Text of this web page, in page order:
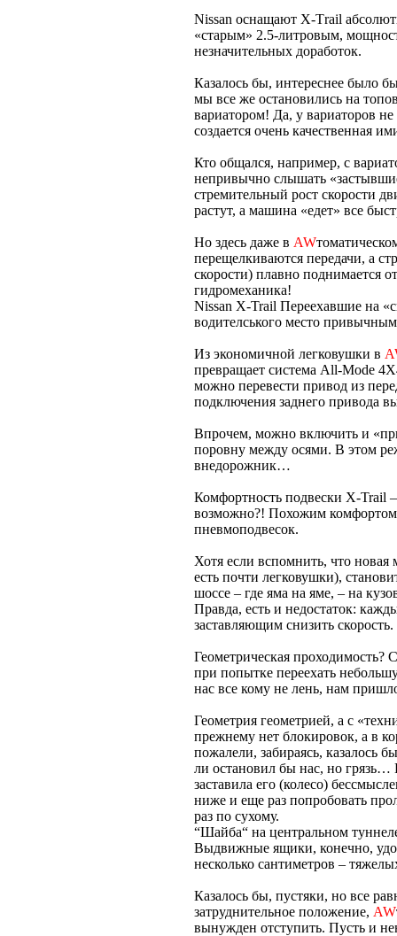
Nissan оснащают X-Тrail
«старым» 2.5-литровым,
незначительных доработок.
Казалось бы, интереснее было
мы все же остановились на
вариатором! Да, у вариаторов не
создается очень качественная
Кто общался, например, с
непривычно слышать
стремительный рост скорости
растут, а машина «едет» все
Но здесь даже в AW
перещелкиваются передачи, а
скорости) плавно поднимается
гидромеханика!
Nissan X-Trail Переехавшие на
водителського место привычным
Из экономичной легковушки в
превращает система All-Mode
можно перевести привод из
подключения заднего привода
Впрочем, можно включить и
поровну между осями. В этом
внедорожник…
Комфортность подвески X-Trail
возможно?! Похожим комфортом
пневмоподвесок.
Хотя если вспомнить, что новая
есть почти легковушки),
шоссе – где яма на яме, – на
Правда, есть и недостаток:
заставляющим снизить
Геометрическая проходимость?
при попытке переехать
нас все кому не лень, нам
Геометрия геометрией, а с
прежнему нет блокировок, а в
пожалели, забираясь, казалось
ли остановил бы нас, но грязь…
заставила его (колесо)
ниже и еще раз попробовать
раз по сухому.
“Шайба“ на центральном
Выдвижные ящики, конечно,
несколько сантиметров –
Казалось бы, пустяки, но все
затруднительное положение, AW
вынужден отступить. Пусть и